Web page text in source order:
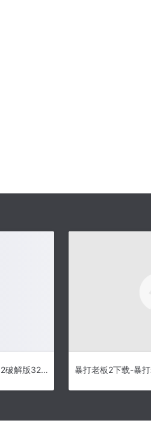
easeus data recovery wizard 12破解版32/64位下载[百度网盘资源] 暴打老板2下载-暴